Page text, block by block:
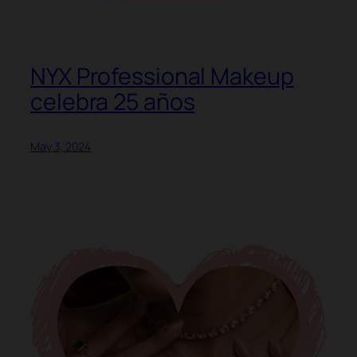
NYX Professional Makeup
celebra 25 años
May 3, 2024